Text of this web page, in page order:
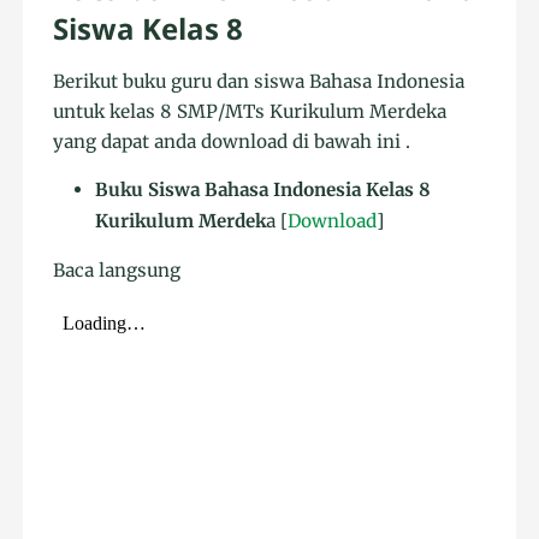
Siswa Kelas 8
Berikut buku guru dan siswa Bahasa Indonesia
untuk kelas 8 SMP/MTs Kurikulum Merdeka
yang dapat anda download di bawah ini .
Buku Siswa Bahasa Indonesia Kelas 8
Kurikulum Merdeka [Download]
Baca langsung